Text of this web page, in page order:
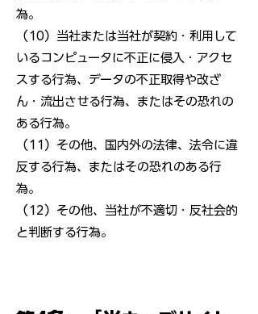
為。
（10）当社または当社が契約・利用して
いるコンピュータに不正に侵入・アクセ
スする行為、データの不正取得や改ざ
ん・流出させる行為、またはその恐れの
ある行為。
（11）その他、国内外の法律、法令に違
反する行為、またはその恐れのある行
為。
（12）その他、当社が不適切・反社会的
と判断する行為。